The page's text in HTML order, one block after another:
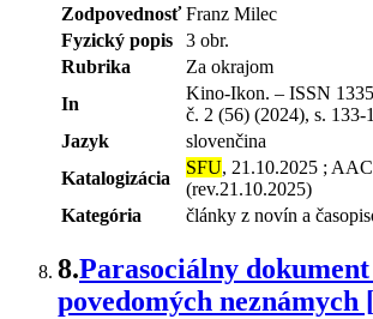
Zodpovednosť Franz Milec
Fyzický popis
3 obr.
Rubrika
Za okrajom
In
Kino-Ikon. – ISSN
č. 2 (56) (2024), s. 133-
Jazyk
slovenčina
Katalogizácia
SFU, 21.10.2025 ;
(rev.21.10.2025)
Kategória
články z novín a
8.Parasociálny dokument
povedomých neznámych